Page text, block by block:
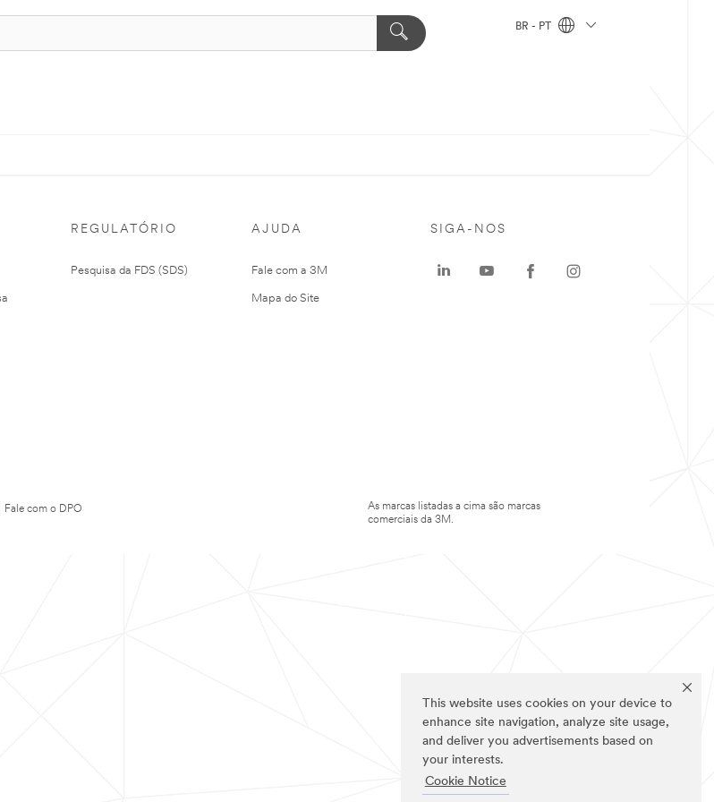
This website uses cookies on your device to
enhance site navigation, analyze site usage,
and deliver you advertisements based on
your interests.
Cookie Notice
BR - PT
REGULATÓRIO
Pesquisa da FDS (SDS)
AJUDA
Fale com a 3M
Mapa do Site
Fale com o DPO
SIGA-NOS
As marcas listadas a cima são marcas
comerciais da 3M.